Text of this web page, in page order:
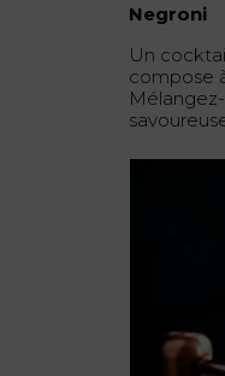
Negroni
Un
compose